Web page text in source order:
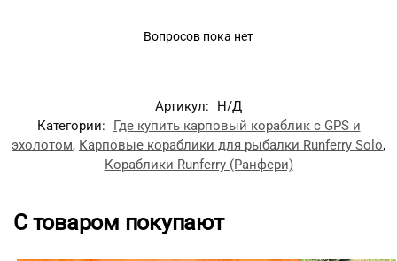
Вопросов пока нет
Артикул:
Н/Д
Категории:
Где купить карповый кораблик с GPS и
эхолотом, Карповые кораблики для рыбалки Runferry Solo,
Кораблики Runferry (Ранфери)
С товаром покупают